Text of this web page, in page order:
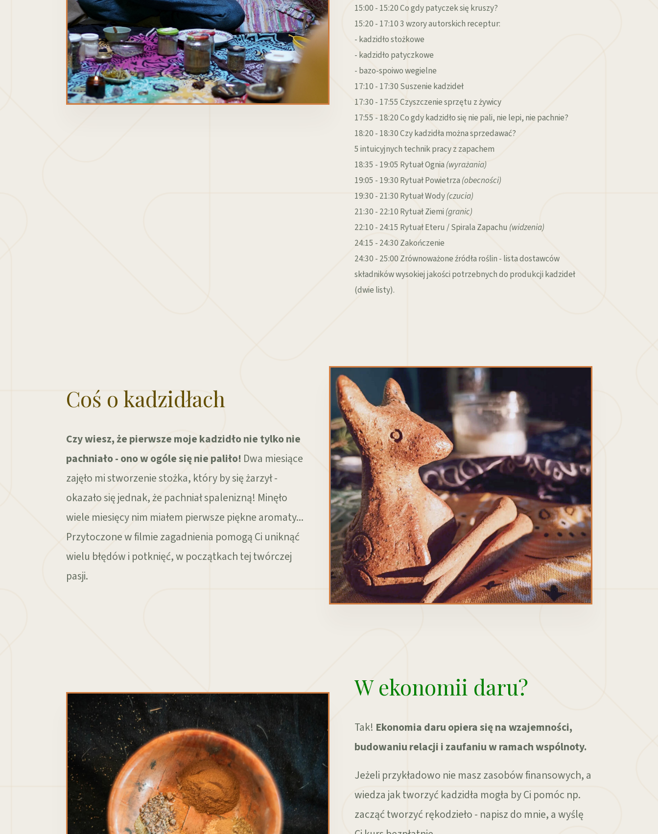
15:00 - 15:20 Co gdy patyczek się kruszy?
15:20 - 17:10 3 wzory autorskich receptur:
- kadzidło stożkowe
- kadzidło patyczkowe
- bazo-spoiwo wegielne
17:10 - 17:30 Suszenie kadzideł
17:30 - 17:55 Czyszczenie sprzętu z żywicy
17:55 - 18:20 Co gdy kadzidło się nie pali, nie lepi, nie pachnie?
18:20 - 18:30 Czy kadzidła można sprzedawać?
5 intuicyjnych technik pracy z zapachem
18:35 - 19:05 Rytuał Ognia (wyrażania)
19:05 - 19:30 Rytuał Powietrza (obecności)
19:30 - 21:30 Rytuał Wody(czucia)
21:30 - 22:10 Rytuał Ziemi (granic)
22:10 - 24:15 Rytuał Eteru / Spirala Zapachu (widzenia)
24:15 - 24:30 Zakończenie
24:30 - 25:00 Zrównoważone źródła roślin - lista dostawców
składników wysokiej jakości potrzebnych do produkcji kadzideł
(dwie listy).
Coś o kadzidłach
Czy wiesz, że pierwsze moje kadzidło nie tylko nie
pachniało - ono w ogóle się nie paliło! Dwa miesiące
zajęło mi stworzenie stożka, który by się żarzył -
okazało się jednak, że pachniał spalenizną! Minęło
wiele miesięcy nim miałem pierwsze piękne aromaty...
Przytoczone w filmie zagadnienia pomogą Ci uniknąć
wielu błędów i potknięć, w początkach tej twórczej
pasji.
W ekonomii daru?
Tak! Ekonomia daru opiera się na wzajemności,
budowaniu relacji i zaufaniu w ramach wspólnoty.
Jeżeli przykładowo nie masz zasobów finansowych, a
wiedza jak tworzyć kadzidła mogła by Ci pomóc np.
zacząć tworzyć rękodzieło - napisz do mnie, a wyślę